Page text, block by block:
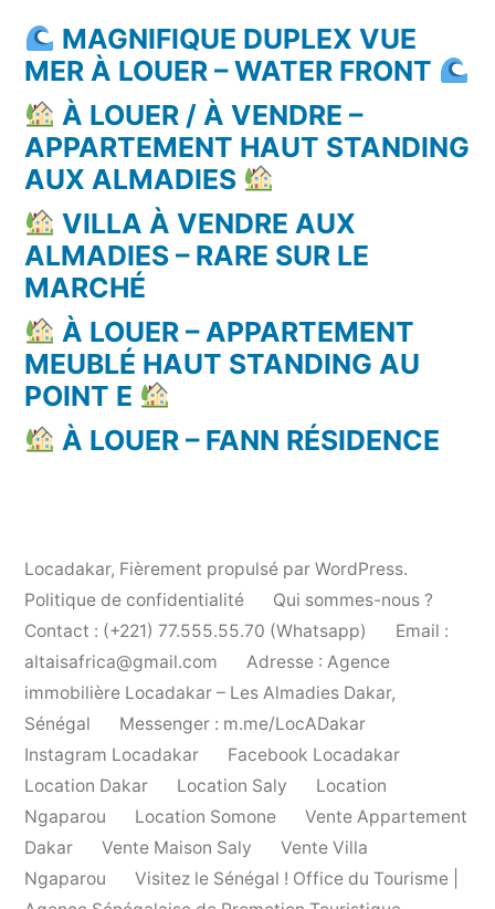
MAGNIFIQUE DUPLEX VUE
MER À LOUER – WATER FRONT
À LOUER / À VENDRE –
APPARTEMENT HAUT STANDING
AUX ALMADIES
VILLA À VENDRE AUX
ALMADIES – RARE SUR LE
MARCHÉ
À LOUER – APPARTEMENT
MEUBLÉ HAUT STANDING AU
POINT E
À LOUER – FANN RÉSIDENCE
Locadakar, Fièrement propulsé par WordPress.
Politique de confidentialité
Qui sommes-nous ?
Contact : (+221) 77.555.55.70 (Whatsapp)
Email :
altaisafrica@gmail.com
Adresse : Agence
immobilière Locadakar – Les Almadies Dakar,
Sénégal
Messenger : m.me/LocADakar
Instagram Locadakar
Facebook Locadakar
Location Dakar
Location Saly
Location
Ngaparou
Location Somone
Vente Appartement
Dakar
Vente Maison Saly
Vente Villa
Ngaparou
Visitez le Sénégal ! Office du Tourisme |